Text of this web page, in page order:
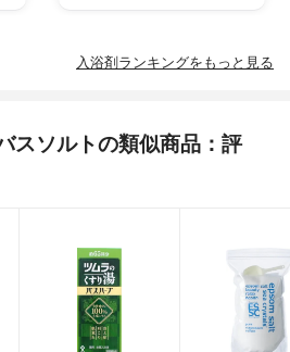
入浴剤ランキングをもっと見る
スソルトの類似商品：評